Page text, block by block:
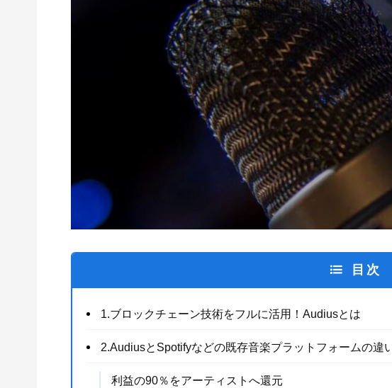
目次
1.ブロックチェーン技術をフルに活用！Audiusとは
2.AudiusとSpotifyなどの既存音楽プラットフォームの違
利益の90％をアーティストへ還元